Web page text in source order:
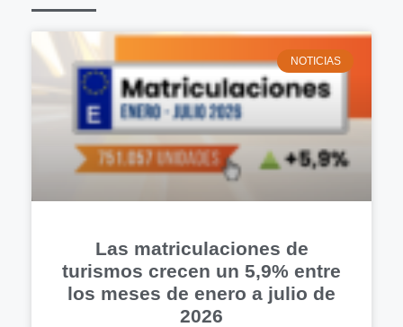
NOTICIAS
Las matriculaciones de
turismos crecen un 5,9% entre
los meses de enero a julio de
2026